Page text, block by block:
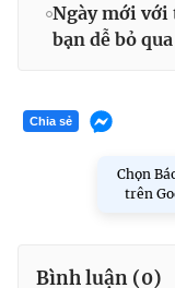
Ngày mới với
bạn dễ bỏ
Chia sẻ
Chọn
trên
Bình luận (0)